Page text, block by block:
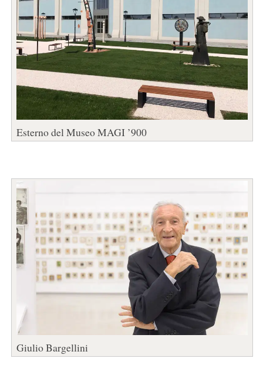
Esterno del Museo MAGI ’900
Giulio Bargellini